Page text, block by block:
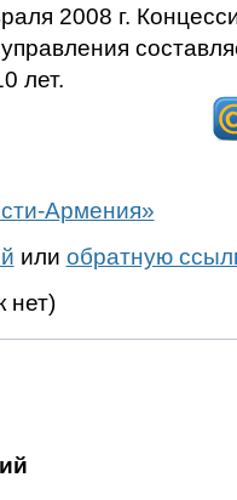
2008 г.
лет.
Армения»
или обратную
нет)